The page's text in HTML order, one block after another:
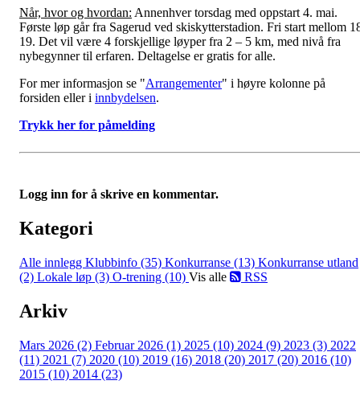
Når, hvor og hvordan: Annenhver torsdag med oppstart 4. mai.
Første løp går fra Sagerud ved skiskytterstadion. Fri start mellom
19. Det vil være 4 forskjellige løyper fra 2 – 5 km, med nivå fra
nybegynner til erfaren. Deltagelse er gratis for alle.
For mer informasjon se "Arrangementer" i høyre kolonne på
forsiden eller i innbydelsen.
Trykk her for påmelding
Logg inn for å skrive en kommentar.
Kategori
Alle innlegg Klubbinfo (35) Konkurranse (13) Konkurranse utland
(2) Lokale løp (3) O-trening (10) Vis alle RSS
Arkiv
Mars 2026 (2) Februar 2026 (1) 2025 (10) 2024 (9) 2023 (3) 2022
(11) 2021 (7) 2020 (10) 2019 (16) 2018 (20) 2017 (20) 2016 (10)
2015 (10) 2014 (23)